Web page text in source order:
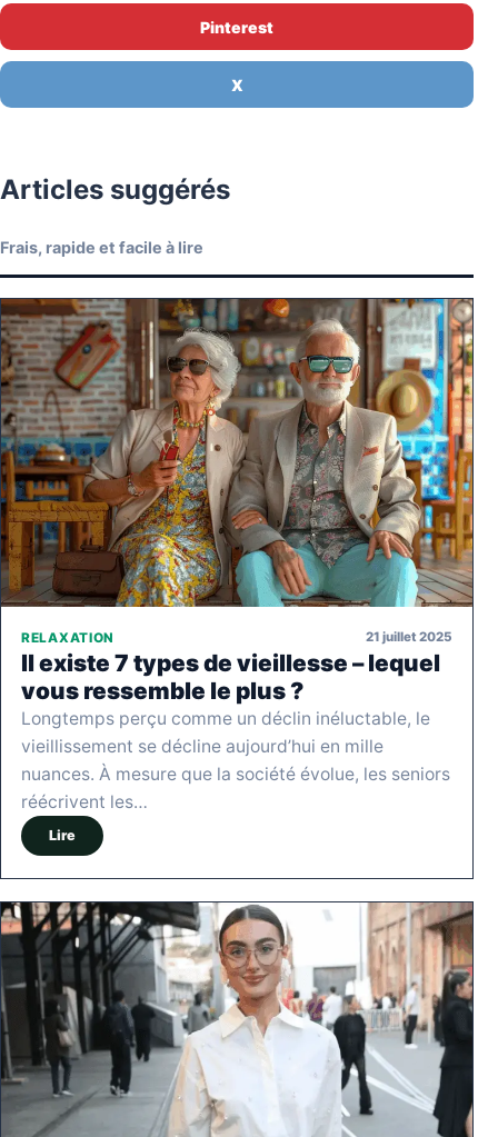
Pinterest
X
Articles suggérés
Frais, rapide et facile à lire
RELAXATION 21 juillet 2025
Il existe 7 types de vieillesse – lequel
vous ressemble le plus ?
Longtemps perçu comme un déclin inéluctable, le
vieillissement se décline aujourd’hui en mille
nuances. À mesure que la société évolue, les seniors
réécrivent les…
Lire